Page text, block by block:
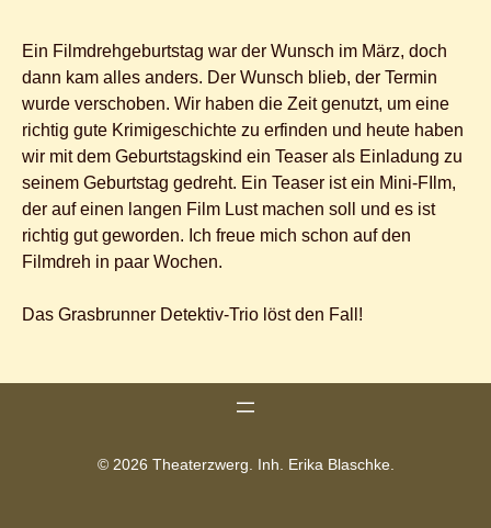
Ein Filmdrehgeburtstag war der Wunsch im März, doch
dann kam alles anders. Der Wunsch blieb, der Termin
wurde verschoben. Wir haben die Zeit genutzt, um eine
richtig gute Krimigeschichte zu erfinden und heute haben
wir mit dem Geburtstagskind ein Teaser als Einladung zu
seinem Geburtstag gedreht. Ein Teaser ist ein Mini-FIlm,
der auf einen langen Film Lust machen soll und es ist
richtig gut geworden. Ich freue mich schon auf den
Filmdreh in paar Wochen.
Das Grasbrunner Detektiv-Trio löst den Fall!
© 2026 Theaterzwerg. Inh. Erika Blaschke.